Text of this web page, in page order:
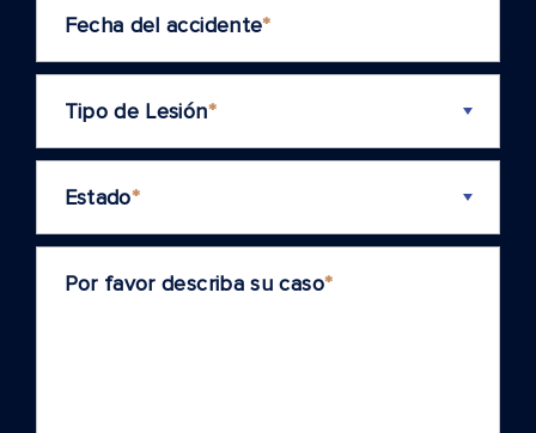
Fecha del accidente*
Tipo de Lesión*
Estado*
Por favor describa su caso*